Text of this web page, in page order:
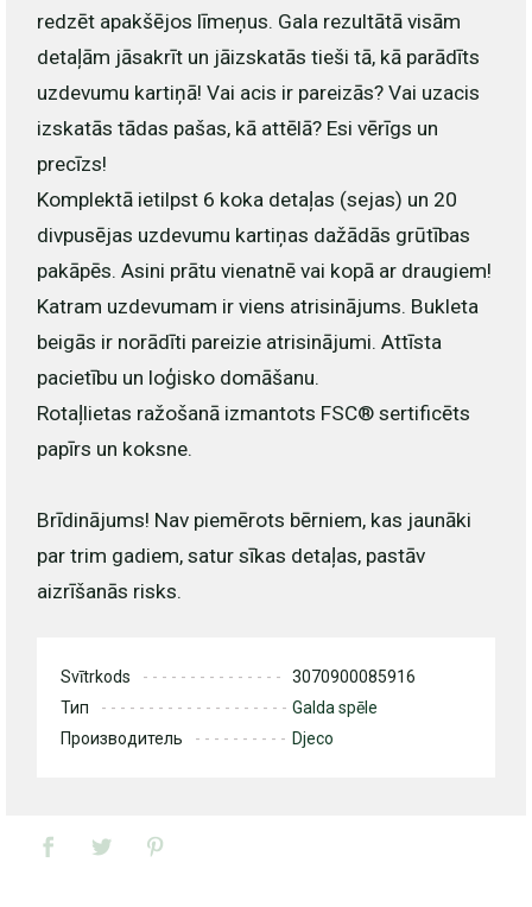
redzēt apakšējos līmeņus. Gala rezultātā visām
detaļām jāsakrīt un jāizskatās tieši tā, kā parādīts
uzdevumu kartiņā! Vai acis ir pareizās? Vai uzacis
izskatās tādas pašas, kā attēlā? Esi vērīgs un
precīzs!
Komplektā ietilpst 6 koka detaļas (sejas) un 20
divpusējas uzdevumu kartiņas dažādās grūtības
pakāpēs. Asini prātu vienatnē vai kopā ar draugiem!
Katram uzdevumam ir viens atrisinājums. Bukleta
beigās ir norādīti pareizie atrisinājumi. Attīsta
pacietību un loģisko domāšanu.
Rotaļlietas ražošanā izmantots FSC® sertificēts
papīrs un koksne.
Brīdinājums! Nav piemērots bērniem, kas jaunāki
par trim gadiem, satur sīkas detaļas, pastāv
aizrīšanās risks.
Svītrkods
3070900085916
Тип
Galda spēle
Производитель
Djeco